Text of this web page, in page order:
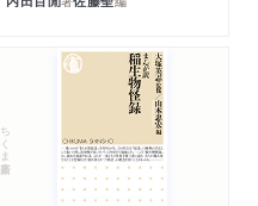
ちくま新書